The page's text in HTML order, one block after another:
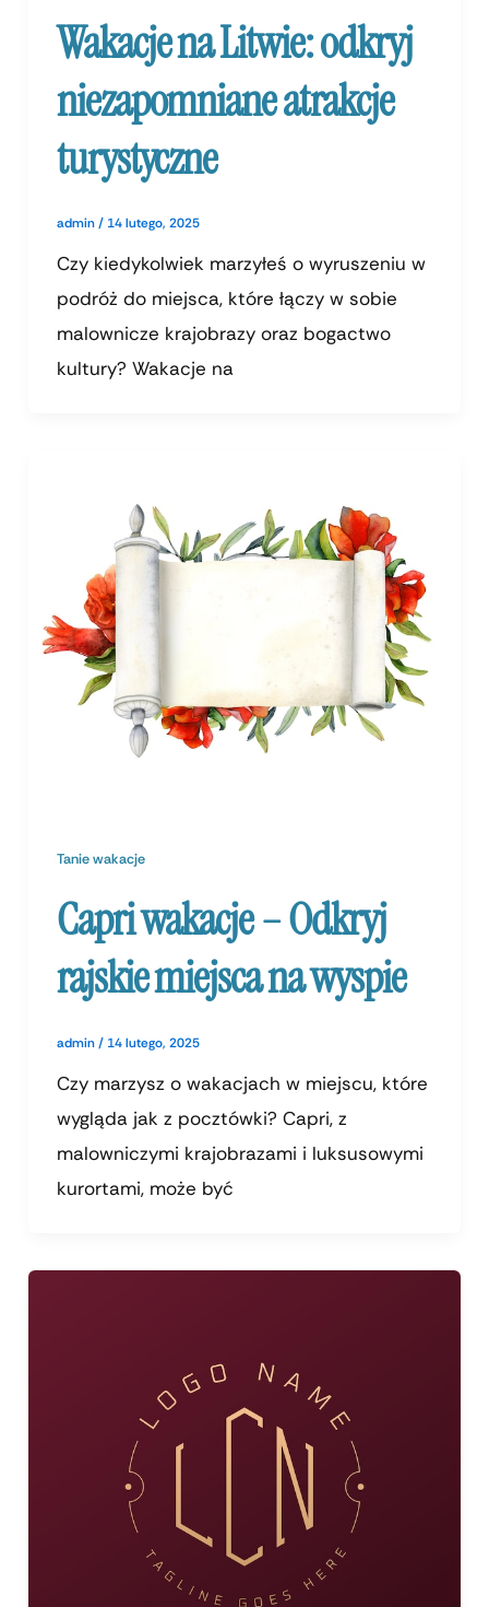
Wakacje na Litwie: odkryj
niezapomniane atrakcje
turystyczne
admin/ 14 lutego, 2025
Czy kiedykolwiek marzyłeś o wyruszeniu w
podróż do miejsca, które łączy w sobie
malownicze krajobrazy oraz bogactwo
kultury? Wakacje na
Tanie wakacje
Capri wakacje – Odkryj
rajskie miejsca na wyspie
admin/ 14 lutego, 2025
Czy marzysz o wakacjach w miejscu, które
wygląda jak z pocztówki? Capri, z
malowniczymi krajobrazami i luksusowymi
kurortami, może być